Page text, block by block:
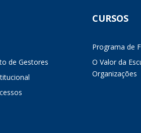
de Gestores
CURSOS
Programa de
O Valor da
Organizações